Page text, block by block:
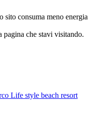
sito consuma meno energia
pagina che stavi visitando.
Life style beach resort